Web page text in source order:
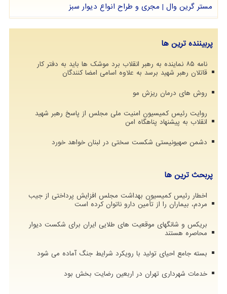
مستر گرین وال | مجری و طراح انواع دیوار سبز
پربیننده ترین ها
نامه ۸۵ نماینده به رهبر انقلاب برد موشک ها باید به دفتر کار
قاتلان رهبر شهید برسد به علاوه اسامی امضا کنندگان
روش های درمان ریزش مو
روایت رئیس کمیسیون امنیت ملی مجلس از پاسخ رهبر شهید
انقلاب به پیشنهاد پناهگاه امن
دشمن صهیونیستی شکست سختی در لبنان خواهد خورد
پربحث ترین ها
اخطار رئیس کمیسیون بهداشت مجلس افزایش پرداختی از جیب
مردم، بیماران را از تأمین دارو ناتوان کرده است
بریکس و شانگهای موقعیت های طلایی ایران برای شکست دیوار
محاصره هستند
بسته جامع احیای تولید با رویکرد شرایط جنگ آماده می شود
خدمات شهرداری تهران در اربعین رضایت بخش بود